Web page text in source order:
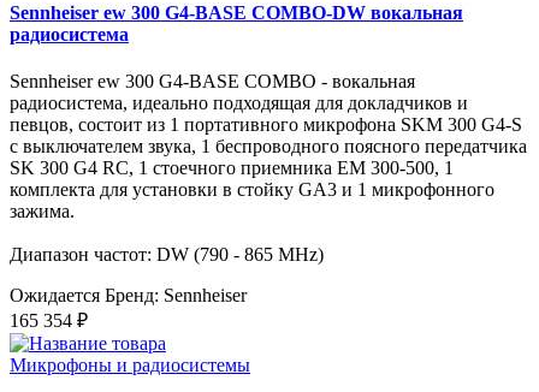
Sennheiser ew 300 G4-BASE COMBO-DW вокальная
радиосистема
Sennheiser ew 300 G4-BASE COMBO - вокальная
радиосистема, идеально подходящая для докладчиков и
певцов, состоит из 1 портативного микрофона SKM 300 G4-S
с выключателем звука, 1 беспроводного поясного передатчика
SK 300 G4 RC, 1 стоечного приемника EM 300-500, 1
комплекта для установки в стойку GA3 и 1 микрофонного
зажима.
Диапазон частот: DW (790 - 865 MHz)
Ожидается Бренд: Sennheiser
165 354 ₽
Микрофоны и радиосистемы